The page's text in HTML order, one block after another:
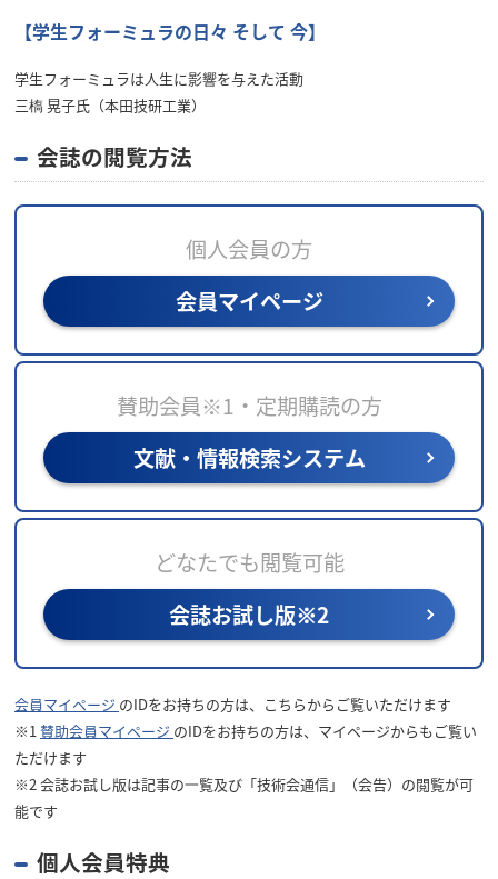
【学生フォーミュラの日々 そして 今】
学生フォーミュラは人生に影響を与えた活動
三槗 晃子氏（本田技研工業）
会誌の閲覧方法
個人会員の方
会員マイページ
賛助会員※1・定期購読の方
文献・情報検索システム
どなたでも閲覧可能
会誌お試し版※2
会員マイページ のIDをお持ちの方は、こちらからご覧いただけます
※1 賛助会員マイページ のIDをお持ちの方は、マイページからもご覧い
ただけます
※2 会誌お試し版は記事の⼀覧及び「技術会通信」（会告）の閲覧が可
能です
個人会員特典